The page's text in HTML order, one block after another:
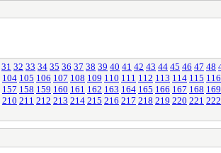
31 32 33 34 35 36 37 38 39 40 41 42 43 44 45 46 47 48
104 105 106 107 108 109 110 111 112 113 114 115 116
157 158 159 160 161 162 163 164 165 166 167 168 169
210 211 212 213 214 215 216 217 218 219 220 221 222